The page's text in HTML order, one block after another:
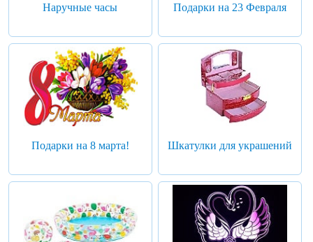
Наручные часы Подарки на 23 Февраля
Подарки на 8 марта! Шкатулки для украшений